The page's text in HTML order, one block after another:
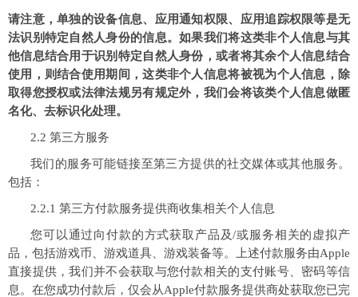
请注意，单独的设备信息、应用通知权限、应用追踪权限等是无
法识别特定自然人身份的信息。如果我们将这类非个人信息与其
他信息结合用于识别特定自然人身份，或者将其余个人信息结合
使用，则结合使用期间，这类非个人信息将被视为个人信息，除
取得您授权或法律法规另有规定外，我们会将该类个人信息做匿
名化、去标识化处理。
2.2 第三方服务
我们的服务可能链接至第三方提供的社交媒体或其他服务。
包括：
2.2.1 第三方付款服务提供商收集相关个人信息
您可以通过向付款的方式获取产品及/或服务相关的虚拟产
品，包括游戏币、游戏道具、游戏装备等。上述付款服务由Apple
直接提供，我们并不会获取与您付款相关的支付账号、密码等信
息。在您成功付款后，仅会从Apple付款服务提供商处获取您已完